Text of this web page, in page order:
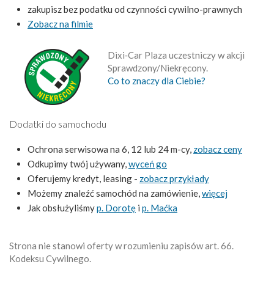
zakupisz bez podatku od czynności cywilno-prawnych
Zobacz na filmie
Dixi‑Car Plaza uczestniczy w akcji
Sprawdzony/Niekręcony.
Co to znaczy dla Ciebie?
Dodatki do samochodu
Ochrona serwisowa na 6, 12 lub 24 m-cy, zobacz ceny
Odkupimy twój używany,wyceń go
Oferujemy kredyt, leasing - zobacz przykłady
Możemy znaleźć samochód na zamówienie,więcej
Jak obsłużyliśmyp. Dorotę i p. Maćka
Strona nie stanowi oferty w rozumieniu zapisów art. 66.
Kodeksu Cywilnego.